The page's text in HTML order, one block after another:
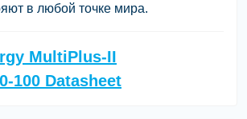
в любой точке мира.
MultiPlus-II
100 Datasheet